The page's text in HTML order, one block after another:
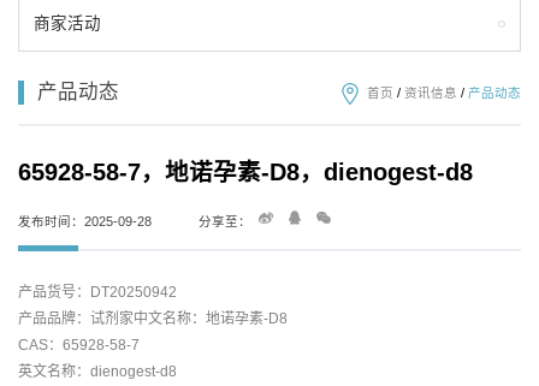
商家活动
产品动态 首页 / 资讯信息 / 产品动态
65928-58-7，地诺孕素-D8，dienogest-d8
发布时间：2025-09-28 分享至：
产品货号：DT20250942
产品品牌：试剂家中文名称：地诺孕素-D8
CAS：65928-58-7
英文名称：dienogest-d8